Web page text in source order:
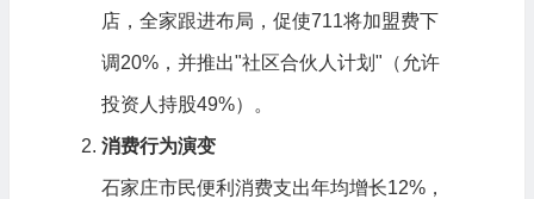
店，全家跟进布局，促使711将加盟费下
调20%，并推出"社区合伙人计划"（允许
投资人持股49%）。
消费行为演变
石家庄市民便利消费支出年均增长12%，